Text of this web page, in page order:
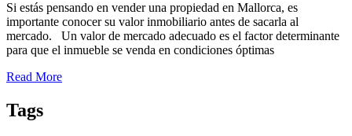
Si estás pensando en vender una propiedad en Mallorca, es
importante conocer su valor inmobiliario antes de sacarla al
mercado. Un valor de mercado adecuado es el factor determinante
para que el inmueble se venda en condiciones óptimas
Read More
Tags